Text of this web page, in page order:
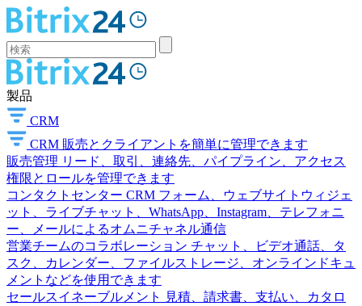
製品
CRM
CRM 販売とクライアントを簡単に管理できます
販売管理 リード、取引、連絡先、パイプライン、アクセス
権限とロールを管理できます
コンタクトセンター CRM フォーム、ウェブサイトウィジェ
ット、ライブチャット、WhatsApp、Instagram、テレフォニ
ー、メールによるオムニチャネル通信
営業チームのコラボレーション チャット、ビデオ通話、タ
スク、カレンダー、ファイルストレージ、オンラインドキュ
メントなどを使用できます
セールスイネーブルメント
見積、請求書、支払い、カタロ